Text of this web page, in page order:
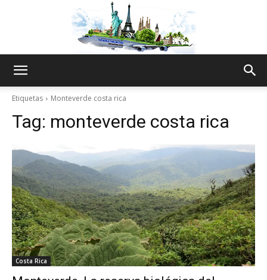
Thru
My
Etiquetas Monteverde costa rica
Tag: monteverde costa rica
Costa Rica